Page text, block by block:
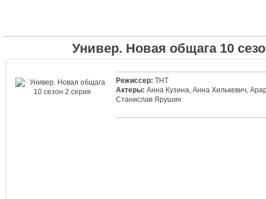
Универ. Новая общага 10
Режиссер: ТНТ
Актеры: Анна Кузина, Анна Хилькевич,
Станислав Ярушин